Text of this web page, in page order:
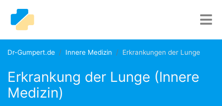
Dr-Gumpert.de Innere Medizin Erkrankungen der Lunge
Erkrankung der Lunge (Innere
Medizin)